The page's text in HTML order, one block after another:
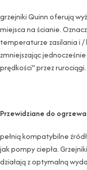
grzejniki Quinn oferują
miejsca na ścianie.
temperaturze zasilania i /
zmniejszając
prędkości" przez rurociągi.
Przewidziane do
pełnią kompatybilne
jak pompy ciepła.
działają z optymalną